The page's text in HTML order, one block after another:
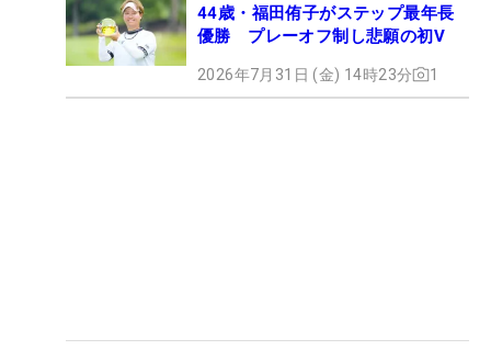
44歳・福田侑子がステップ最年長
優勝 プレーオフ制し悲願の初V
2026年7月31日 (金) 14時23分 1